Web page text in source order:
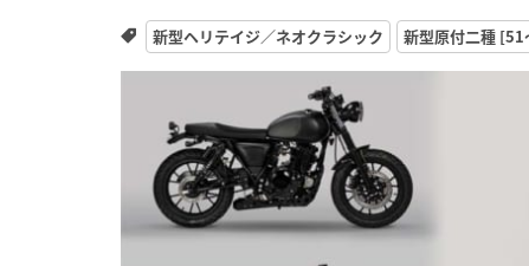
新型ヘリテイジ／ネオクラシック 新型原付二種